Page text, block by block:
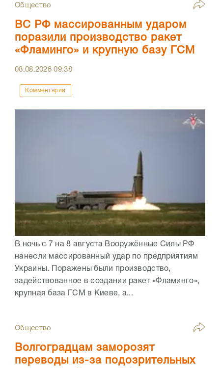
Общество
ВС РФ массированным ударом
поразили производство ракет
«Фламинго» и крупную базу ГСМ
08.08.202609:38
Комментарии
В ночь с 7 на 8 августа Вооружённые Силы РФ
нанесли массированный удар по предприятиям
Украины. Поражены были производство,
задействованное в создании ракет «Фламинго»,
крупная база ГСМ в Киеве, а...
Общество
Волгоградцам заморозят
переводы из-за подозрительных